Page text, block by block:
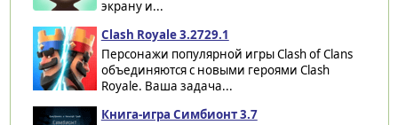
экрану и...
Clash Royale 3.2729.1
Персонажи популярной игры Clash of Clans
объединяются с новыми героями Clash
Royale. Ваша задача...
Книга-игра Симбионт 3.7